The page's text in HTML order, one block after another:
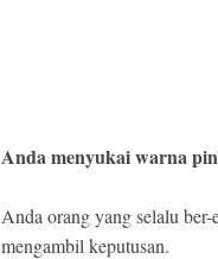
Andamenyukai warna
Anda orang yang selalu
mengambil keputusan.